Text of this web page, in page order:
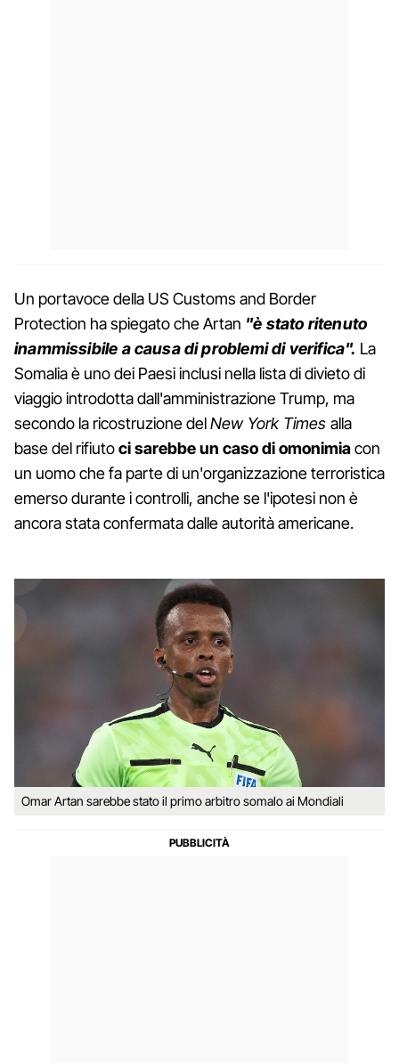
Un portavoce della US Customs and Border
Protection ha spiegato che Artan "è stato ritenuto
inammissibile a causa di problemi di verifica". La
Somalia è uno dei Paesi inclusi nella lista di divieto di
viaggio introdotta dall'amministrazione Trump, ma
secondo la ricostruzione delNew York Times alla
base del rifiutoci sarebbe un caso di omonimiacon
un uomo che fa parte di un'organizzazione terroristica
emerso durante i controlli, anche se l'ipotesi non è
ancora stata confermata dalle autorità americane.
Omar Artan sarebbe stato il primo arbitro somalo ai Mondiali